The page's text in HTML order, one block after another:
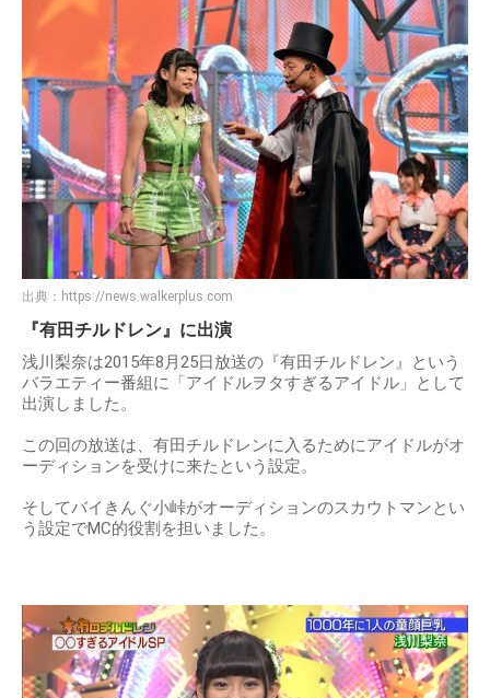
出典： https://news.walkerplus.com
『有田チルドレン』に出演
浅川梨奈は2015年8月25日放送の『有田チルドレン』という
バラエティー番組に「アイドルヲタすぎるアイドル」として
出演しました。
この回の放送は、有田チルドレンに入るためにアイドルがオ
ーディションを受けに来たという設定。
そしてバイきんぐ小峠がオーディションのスカウトマンとい
う設定でMC的役割を担いました。